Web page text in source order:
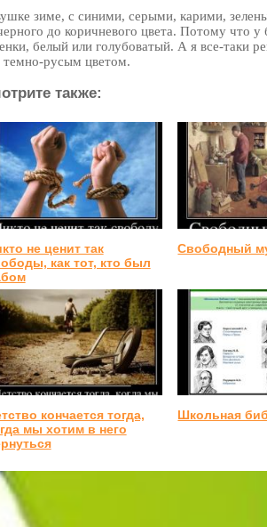
зиме, с синими, серыми, карими,
до коричневого цвета. Потому что
белый или голубоватый. А я все-таки
темно-русым цветом.
также:
не ценит так
как тот, кто был
Свободный
кончается тогда,
мы хотим в него
Школьная